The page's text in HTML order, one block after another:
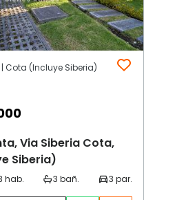
Cota (Incluye Siberia)
Via Siberia Cota,
Siberia)